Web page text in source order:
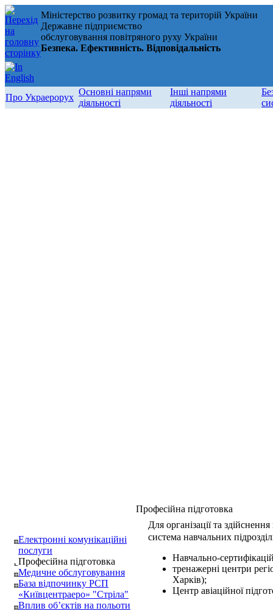
Міністерство розвитку громад та територій України
Державне підприємство
обслуговування повітряного руху України
Безпека. Ефективність. Відповідальність
Про Украерорух
Основні напрями
діяльності
Інші напрями
діяльності
Електронні комунікаційні
послуги
Професійна підготовка
Медичне обслуговування
База відпочинку РСП
«Київцентраеро» "Стріла"
Вплив об’єктів на польоти
Професійна підготовка
Для організації та
система навчальних
Навчально-
тренажерні центри
Харків);
Центр авіаційної